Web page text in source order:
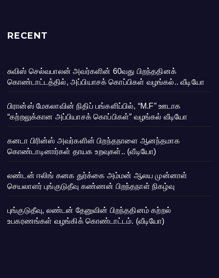
RECENT
சுவிஸ் செல்வபாலன் அவர்களின் 60வது பிறந்ததினக்
கொண்டாட்டத்தில், அப்பியாசக் கொப்பிகள் வழங்கல்.. வீடியோ
பிரான்ஸ் மேகலாவின் நிதிப் பங்களிப்பில், “M.F” ஊடாக
“கற்றலுக்கான அப்பியாசக் கொப்பிகள்” வழங்கல் வீடியோ
கனடா பிரின்ஸ் அவர்களின் பிறந்தநாளை ஆனந்தமாக
கொண்டாடினார்கள் தாயக உறவுகள்.. (வீடியோ)
லண்டன் ஈலிங் கனக துர்க்கை அம்மன் ஆலய முன்னாள்
செயலாளர் புங்குடுதீவு கண்ணன் பிறந்தநாள் நிகழ்வு
புங்குடுதீவு, லண்டன் தேனுவின் பிறந்ததினம் கற்றல்
உபகரணங்கள் வழங்கிக் கொண்டாட்டம். (வீடியோ)